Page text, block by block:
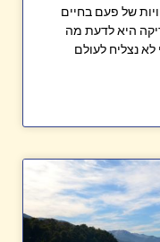
של פעם בחיים
היא לדעת מה
נצליח לעולם